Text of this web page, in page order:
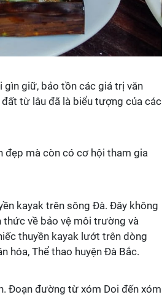
gìn giữ, bảo tồn các giá trị văn
từ lâu đã là biểu tượng của các
đẹp mà còn có cơ hội tham gia
kayak trên sông Đà. Đây không
về bảo vệ môi trường và
thuyền kayak lướt trên dòng
hóa, Thể thao huyện Đà Bắc.
Đoạn đường từ xóm Doi đến xóm